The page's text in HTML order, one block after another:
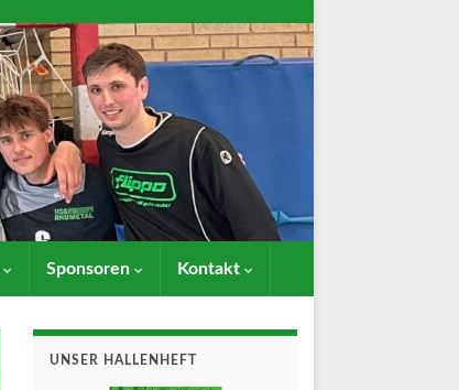
Sponsoren Kontakt
UNSER HALLENHEFT